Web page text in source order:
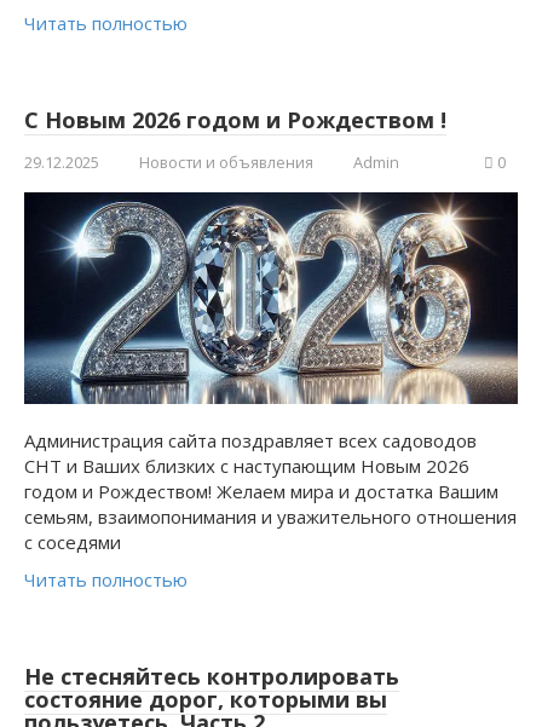
Читать полностью
С Новым 2026 годом и Рождеством !
29.12.2025 Новости и объявления Admin 0
Администрация сайта поздравляет всех садоводов
СНТ и Ваших близких с наступающим Новым 2026
годом и Рождеством! Желаем мира и достатка Вашим
семьям, взаимопонимания и уважительного отношения
с соседями
Читать полностью
Не стесняйтесь контролировать
состояние дорог, которыми вы